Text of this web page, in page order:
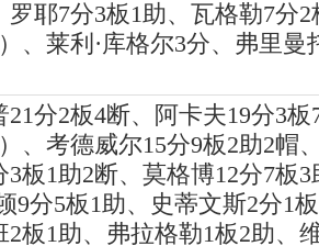
罗耶7分3板1助、瓦格勒7分2
、莱利·库格尔3分、弗里曼
21分2板4断、阿卡夫19分3板
、考德威尔15分9板2助2帽
3板1助2断、莫格博12分7板3
9分5板1助、史蒂文斯2分1
2板1助、弗拉格勒1板2助、